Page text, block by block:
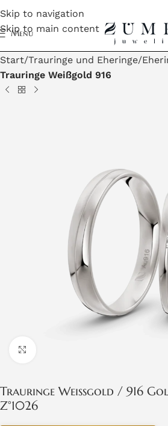
Skip to navigation
Skip to main content
Menu
Start Trauringe und Eheringe
Trauringe Weißgold 916
Trauringe Weissgold / 916
Z°1026